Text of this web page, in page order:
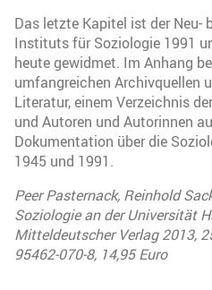
Das letzte Kapitel ist der Neu-
Instituts für Soziologie 1991
heute gewidmet. Im Anhang
umfangreichen Archivquellen
Literatur, einem Verzeichnis
und Autoren und Autorinnen
Dokumentation über die
1945 und 1991.
Peer Pasternack, Reinhold
Soziologie an der Universität
Mitteldeutscher Verlag 2013,
95462-070-8, 14,95 Euro